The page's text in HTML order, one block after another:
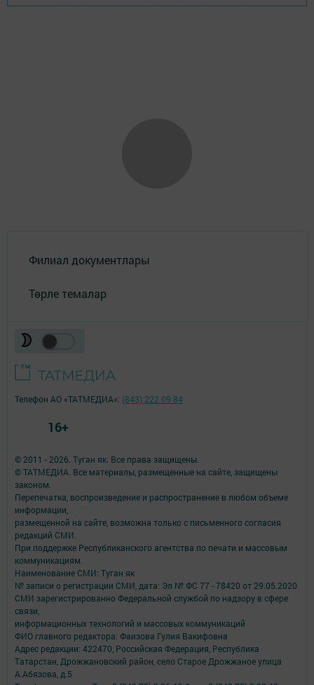
Филиал документлары
Төрле темалар
© 2011 - 2026. Туган як. Все права защищены.
© ТАТМЕДИА. Все материалы, размещенные на сайте, защищены
законом.
Перепечатка, воспроизведение и распространение в любом объеме
информации,
размещенной на сайте, возможна только с письменного согласия
редакций СМИ.
При поддержке Республиканского агентства по печати и массовым
коммуникациям.
Наименование СМИ: Туган як
№ записи о регистрации СМИ, дата: Эл № ФС 77 - 78420 от 29.05.2020
СМИ зарегистрированно Федеральной службой по надзору в сфере
связи,
информационных технологий и массовых коммуникаций
ФИО главного редактора: Фаизова Гулия Вакифовна
Адрес редакции: 422470, Российская Федерация, Республика
Татарстан, Дрожжановский район, село Старое Дрожжаное улица
А.Абязова, д.5
Телефон АО «ТАТМЕДИА»: (843) 222 09 84
16+